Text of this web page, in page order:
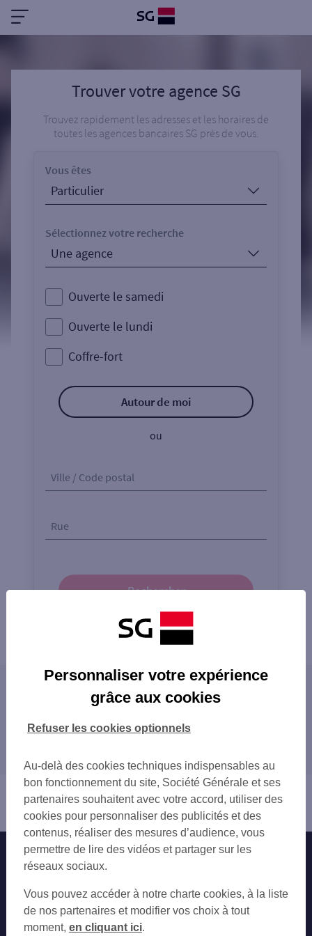
Trouver votre agence SG
Trouvez rapidement les adresses et les horaires de
toutes les agences bancaires SG près de vous.
Vous êtes
Sélectionnez votre recherche
Ouverte le samedi
Ouverte le lundi
Coffre-fort
Autour de moi
ou
Ville / Code postal
Rue
Rechercher
Powered by
Les agences SG en France
MARSEILLE
TOULOUSE
NICE
NANTES
STRASBOURG
MONTPELLIER
BORDEAUX
LILLE
REIMS
LE HAVRE
SAINT-ETIENNE
Vous êtes ici : Accueil
Trouver une agence bancaire
Nos engagements Nous contacter
Autres sites SG
Professionnels
Entreprises
Personnaliser votre expérience
grâce aux cookies
Au-delà des cookies techniques indispensables au
bon fonctionnement du site, Société Générale et ses
partenaires souhaitent avec votre accord, utiliser des
cookies pour personnaliser des publicités et des
contenus, réaliser des mesures d’audience, vous
permettre de lire des vidéos et partager sur les
réseaux sociaux.
Vous pouvez accéder à notre charte cookies, à la liste
de nos partenaires et modifier vos choix à tout
moment, en cliquant ici.
Refuser les cookies optionnels